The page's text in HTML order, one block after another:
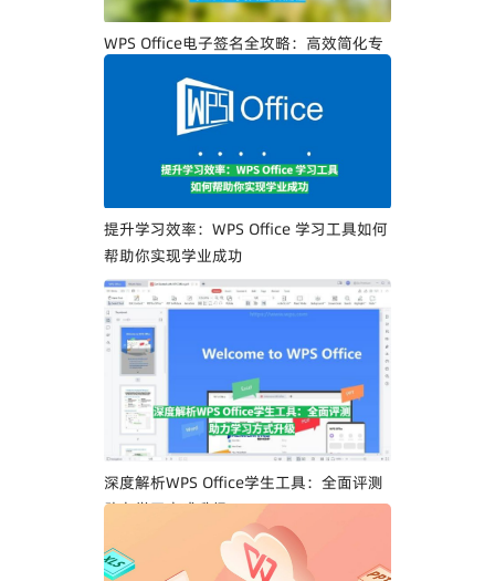
WPS Office电子签名全攻略：高效简化专
提升学习效率：WPS Office 学习工具如何
帮助你实现学业成功
深度解析WPS Office学生工具：全面评测
助力学习方式升级